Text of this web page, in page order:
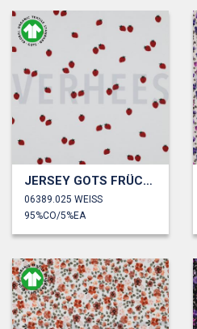
JERSEY GOTS FRÜCHTE
06389.025 WEISS
95%CO/5%EA